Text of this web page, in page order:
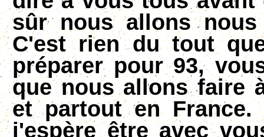
sûr nous allons
C'est rien du tout
préparer pour 93,
que nous allons faire
et partout en
j'espère être avec